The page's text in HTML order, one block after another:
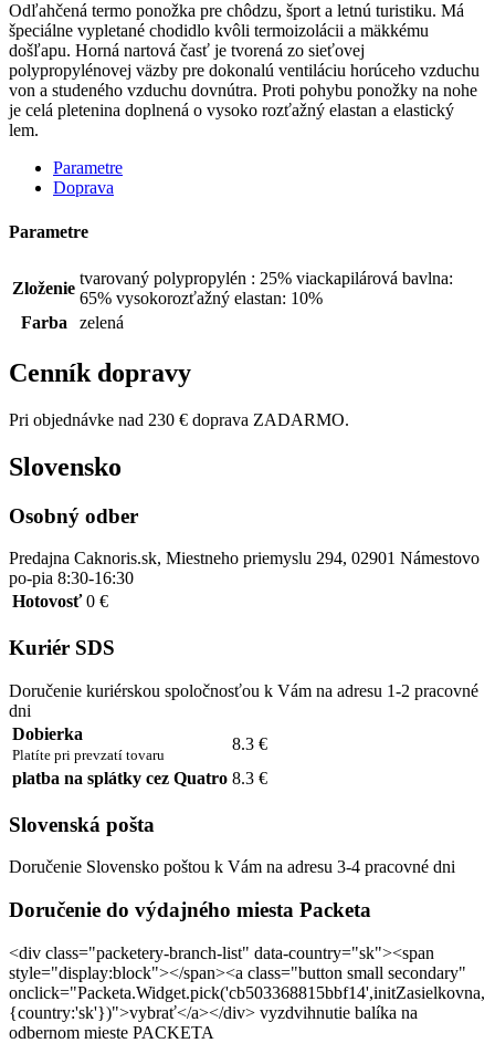
Odľahčená termo ponožka pre chôdzu, šport a letnú turistiku. Má
špeciálne vypletané chodidlo kvôli termoizolácii a mäkkému
došľapu. Horná nartová časť je tvorená zo sieťovej
polypropylénovej väzby pre dokonalú ventiláciu horúceho vzduchu
von a studeného vzduchu dovnútra. Proti pohybu ponožky na nohe
je celá pletenina doplnená o vysoko rozťažný elastan a elastický
lem.
Parametre
Doprava
Parametre
Zloženie
tvarovaný polypropylén : 25% viackapilárová bavlna:
65% vysokorozťažný elastan: 10%
Farba
zelená
Cenník dopravy
Pri objednávke nad 230 € doprava ZADARMO.
Slovensko
Osobný odber
Predajna Caknoris.sk, Miestneho priemyslu 294, 02901 Námestovo
po-pia 8:30-16:30
Hotovosť 0 €
Kuriér SDS
Doručenie kuriérskou spoločnosťou k Vám na adresu 1-2 pracovné
dni
Dobierka
Platíte pri prevzatí tovaru
8.3 €
platba na splátky cez Quatro 8.3 €
Slovenská pošta
Doručenie Slovensko poštou k Vám na adresu 3-4 pracovné dni
Doručenie do výdajného miesta Packeta
<div class="packetery-branch-list" data-country="sk"><span
style="display:block"></span><a class="button small secondary"
onclick="Packeta.Widget.pick('cb503368815bbf14',initZasielkovna,
{country:'sk'})">vybrať</a></div> vyzdvihnutie balíka na
odbernom mieste PACKETA